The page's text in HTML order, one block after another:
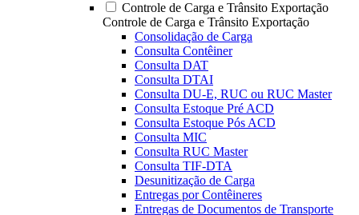
Controle de Carga e Trânsito Exportação
Controle de Carga e Trânsito Exportação
Consolidação de Carga
Consulta Contêiner
Consulta DAT
Consulta DTAI
Consulta DU-E, RUC ou RUC Master
Consulta Estoque Pré ACD
Consulta Estoque Pós ACD
Consulta MIC
Consulta RUC Master
Consulta TIF-DTA
Desunitização de Carga
Entregas por Contêineres
Entregas de Documentos de Transporte